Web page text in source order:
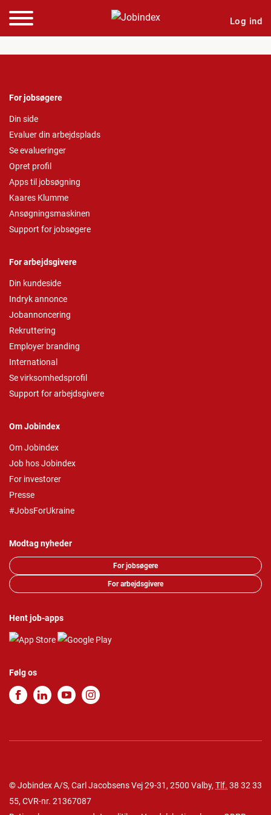
Log ind
For jobsøgere
Din side
Evaluer din arbejdsplads
Se evalueringer
Opret profil
Apps til jobsøgning
Kaares Klumme
Ansøgningsmaskinen
Support for jobsøgere
For arbejdsgivere
Din kundeside
Indryk annonce
Jobannoncering
Rekruttering
Employer branding
International
Se virksomhedsprofil
Support for arbejdsgivere
Om Jobindex
Om Jobindex
Job hos Jobindex
For investorer
Presse
#JobsForUkraine
Modtag nyheder
For jobsøgere
For arbejdsgivere
Hent job-apps
Følg os
© Jobindex A/S, Carl Jacobsens Vej 29-31, 2500 Valby, Tlf. 38 32 33
55, CVR-nr. 21367087